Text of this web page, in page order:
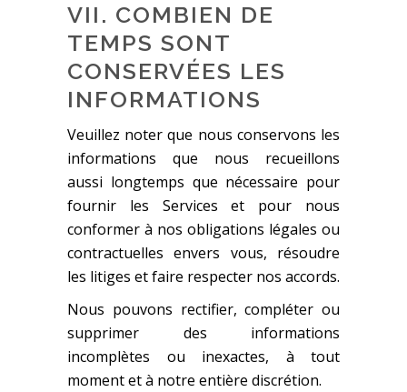
VII. COMBIEN DE
TEMPS SONT
CONSERVÉES LES
INFORMATIONS
Veuillez noter que nous conservons les
informations que nous recueillons
aussi longtemps que nécessaire pour
fournir les Services et pour nous
conformer à nos obligations légales ou
contractuelles envers vous, résoudre
les litiges et faire respecter nos accords.
Nous pouvons rectifier, compléter ou
supprimer des informations
incomplètes ou inexactes, à tout
moment et à notre entière discrétion.